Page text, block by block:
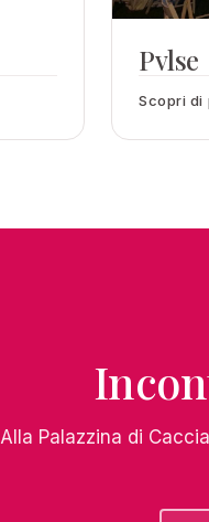
Pvlse
Scopri di
Alla Palazzina di